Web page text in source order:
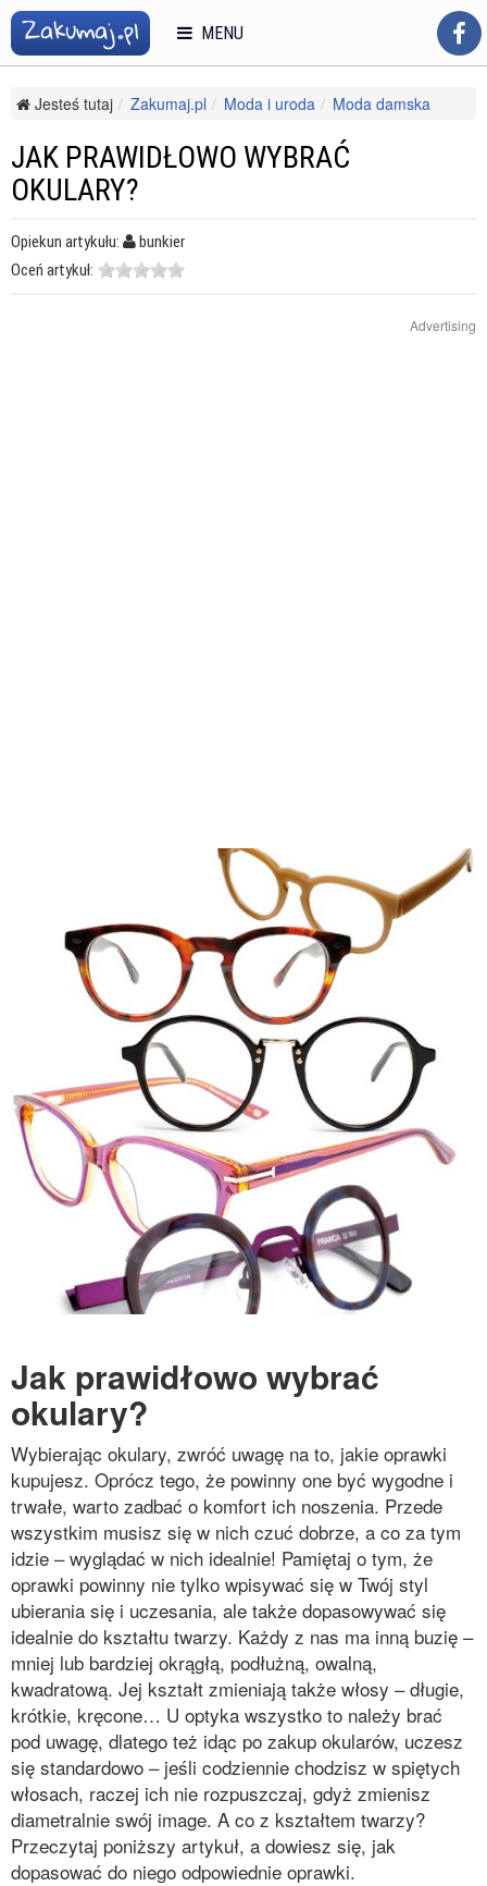
Jesteś tutaj Zakumaj.pl Moda i uroda
Moda damska
JAK PRAWIDŁOWO WYBRAĆ
OKULARY?
Opiekun artykułu:
bunkier
Oceń artykuł:
Advertising
Jak prawidłowo wybrać
okulary?
Wybierając okulary, zwróć uwagę na to, jakie oprawki
kupujesz. Oprócz tego, że powinny one być wygodne i
trwałe, warto zadbać o komfort ich noszenia. Przede
wszystkim musisz się w nich czuć dobrze, a co za tym
idzie – wyglądać w nich idealnie! Pamiętaj o tym, że
oprawki powinny nie tylko wpisywać się w Twój styl
ubierania się i uczesania, ale także dopasowywać się
idealnie do kształtu twarzy. Każdy z nas ma inną buzię –
mniej lub bardziej okrągłą, podłużną, owalną,
kwadratową. Jej kształt zmieniają także włosy – długie,
krótkie, kręcone… U optyka wszystko to należy brać
pod uwagę, dlatego też idąc po zakup okularów, uczesz
się standardowo – jeśli codziennie chodzisz w spiętych
włosach, raczej ich nie rozpuszczaj, gdyż zmienisz
diametralnie swój image. A co z kształtem twarzy?
Przeczytaj poniższy artykuł, a dowiesz się, jak
dopasować do niego odpowiednie oprawki.
MENU